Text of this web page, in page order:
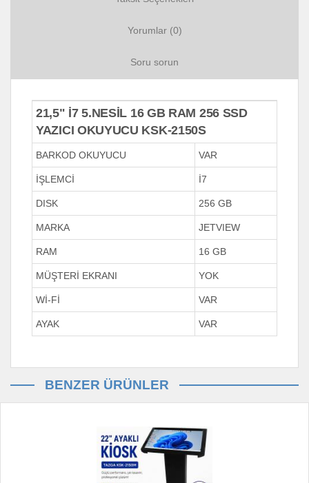
Yorumlar (0)
Soru sorun
21,5" İ7 5.NESİL 16 GB RAM 256 SSD
YAZICI OKUYUCU KSK-2150S
BARKOD OKUYUCU VAR
İŞLEMCİ İ7
DISK 256 GB
MARKA JETVIEW
RAM 16 GB
MÜŞTERİ EKRANI YOK
Wİ-Fİ VAR
AYAK VAR
BENZER ÜRÜNLER